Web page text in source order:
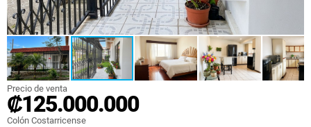
Precio de venta
₡125.000.000
Colón Costarricense